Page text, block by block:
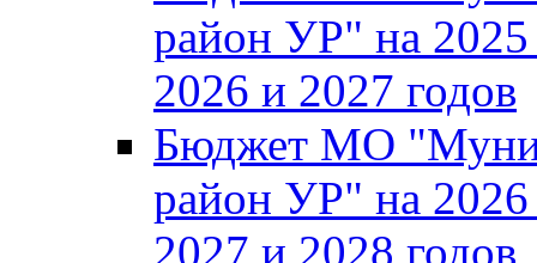
район УР" на 2025
2026 и 2027 годов
Бюджет МО
район УР" на 2026
2027 и 2028 годов